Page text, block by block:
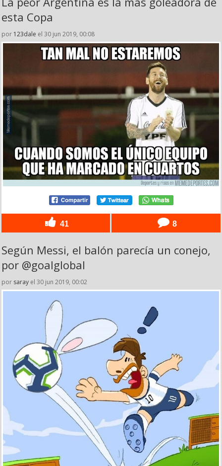
esta Copa
por 123dale el 30 jun 2019, 00:08
41 8
Según Messi, el balón parecía un conejo,
por @goalglobal
por saray el 30 jun 2019, 00:02